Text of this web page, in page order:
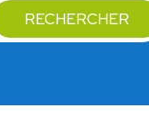
RECHERCHER